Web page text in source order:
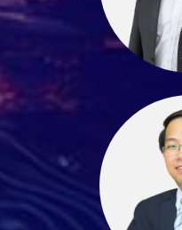
คุณธนพร แสงไพฑูรย์